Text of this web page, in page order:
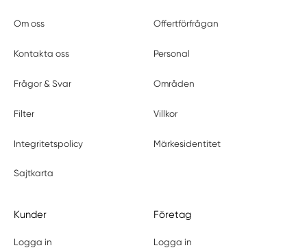
Om oss Offertförfrågan
Kontakta oss Personal
Frågor & Svar Områden
Filter Villkor
Integritetspolicy Märkesidentitet
Sajtkarta
Kunder
Logga in
Företag
Logga in